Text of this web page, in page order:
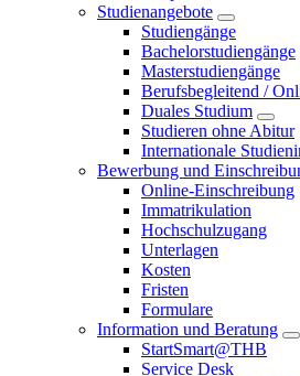
Studienangebote
Studiengänge
Bachelorstudiengänge
Masterstudiengänge
Berufsbegleitend /
Duales Studium
Studieren ohne Abitur
Internationale
Bewerbung und
Online-Einschreibung
Immatrikulation
Hochschulzugang
Unterlagen
Kosten
Fristen
Formulare
Information und Beratung
StartSmart@THB
Service Desk